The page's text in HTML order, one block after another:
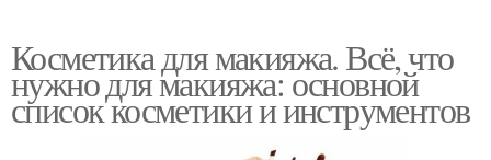
Косметика для макияжа. Всё, что
нужно для макияжа: основной
список косметики и инструментов